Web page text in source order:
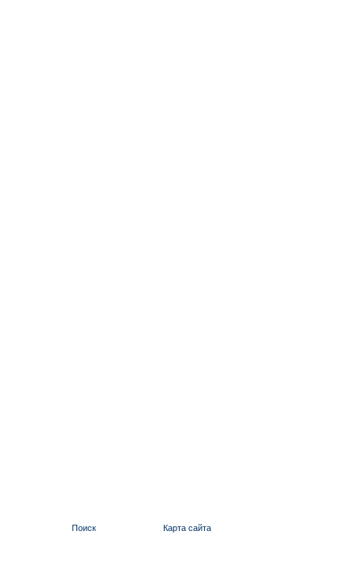
Поиск Карта сайта